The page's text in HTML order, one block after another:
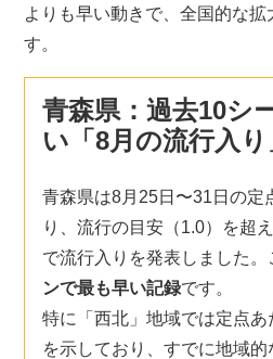
よりも早い動きで、全国的な拡
す。
青森県：過去10シ
い「8月の流行入り
青森県は8月25日〜31日の定
り、流行の目安（1.0）を超
で流行入りを発表しました。
ンで最も早い記録です。
特に「西北」地域では定点あ
を示しており、すでに地域